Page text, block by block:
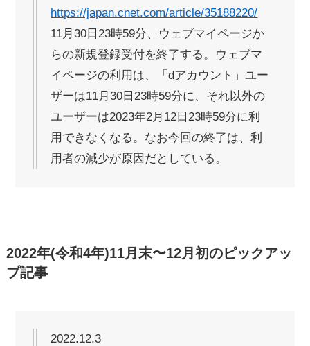
https://japan.cnet.com/article/35188220/
11月30日23時59分、ウェブマイページか
らの新規登録受付を終了する。ウェブマ
イページの利用は、「dアカウント」ユー
ザーは11月30日23時59分に、それ以外の
ユーザーは2023年2月12日23時59分に利
用できなくなる。なお今回の終了は、利
用者の減少が原因だとしている。
2022年(令和4年)11月末〜12月初のピックアッ
プ記事
2022.12.3